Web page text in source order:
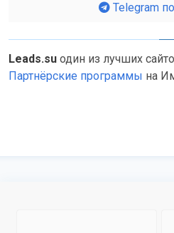
Telegram
Leads.su один из лучших
Партнёрские программы на